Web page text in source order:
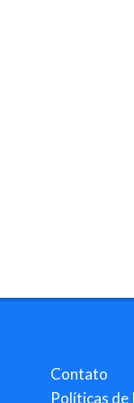
Contato
Políticas de